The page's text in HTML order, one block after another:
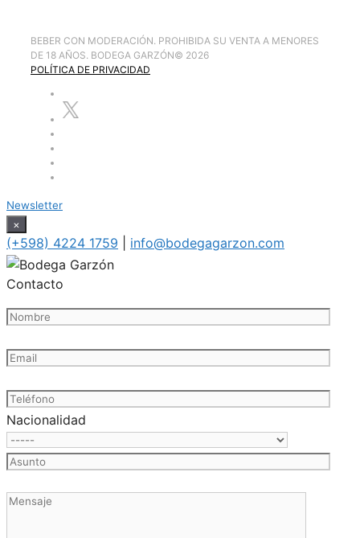
BEBER CON MODERACIÓN. PROHIBIDA SU VENTA A MENORES
DE 18 AÑOS. BODEGA GARZÓN© 2026
POLÍTICA DE PRIVACIDAD
Newsletter
×
(+598) 4224 1759 info@bodegagarzon.com
Contacto
Nacionalidad